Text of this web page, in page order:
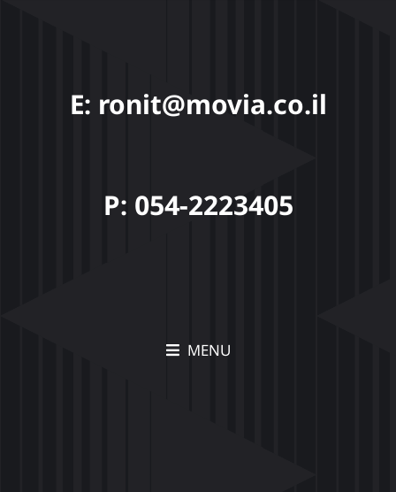
E: ronit@movia.co.il
P: 054-2223405
MENU